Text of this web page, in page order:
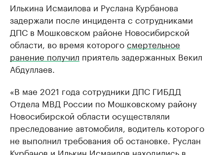
Илькина Исмаилова и Руслана Курбанова
задержали после инцидента с сотрудниками
ДПС в Мошковском районе Новосибирской
области, во время которогосмертельное
ранение получил приятель задержанных Векил
Абдуллаев.
«В мае 2021 года сотрудники ДПС ГИБДД
Отдела МВД России по Мошковскому району
Новосибирской области осуществляли
преследование автомобиля, водитель которого
не выполнил требования об остановке. Руслан
Курбанов и Илькин Исмаилов находились в